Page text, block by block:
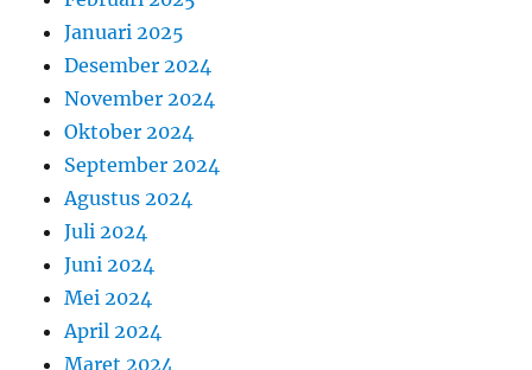
Januari 2025
Desember 2024
November 2024
Oktober 2024
September 2024
Agustus 2024
Juli 2024
Juni 2024
Mei 2024
April 2024
Maret 2024